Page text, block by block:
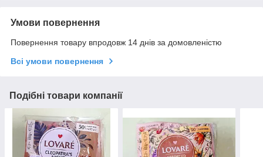
Умови повернення
Повернення товару впродовж 14 днів за домовленістю
Всі умови повернення
Подібні товари компанії